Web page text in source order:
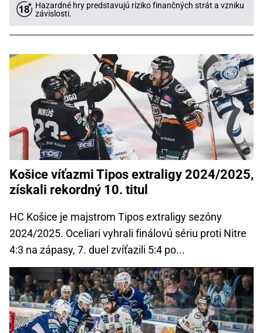
Hazardné hry predstavujú riziko finančných strát a vzniku
závislosti.
Košice víťazmi Tipos extraligy 2024/2025,
získali rekordný 10. titul
HC Košice je majstrom Tipos extraligy sezóny
2024/2025. Oceliari vyhrali finálovú sériu proti Nitre
4:3 na zápasy, 7. duel zvíťazili 5:4 po...